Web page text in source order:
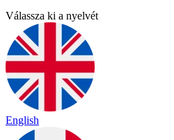
Válassza ki a nyelvét
English